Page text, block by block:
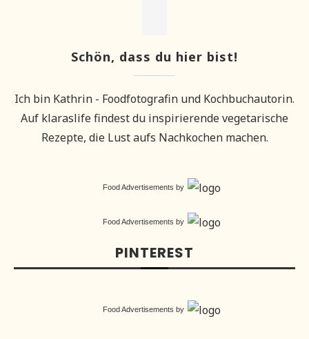
Schön, dass du hier bist!
Ich bin Kathrin - Foodfotografin und Kochbuchautorin.
Auf klaraslife findest du inspirierende vegetarische
Rezepte, die Lust aufs Nachkochen machen.
Food Advertisements by
Food Advertisements by
PINTEREST
Food Advertisements by